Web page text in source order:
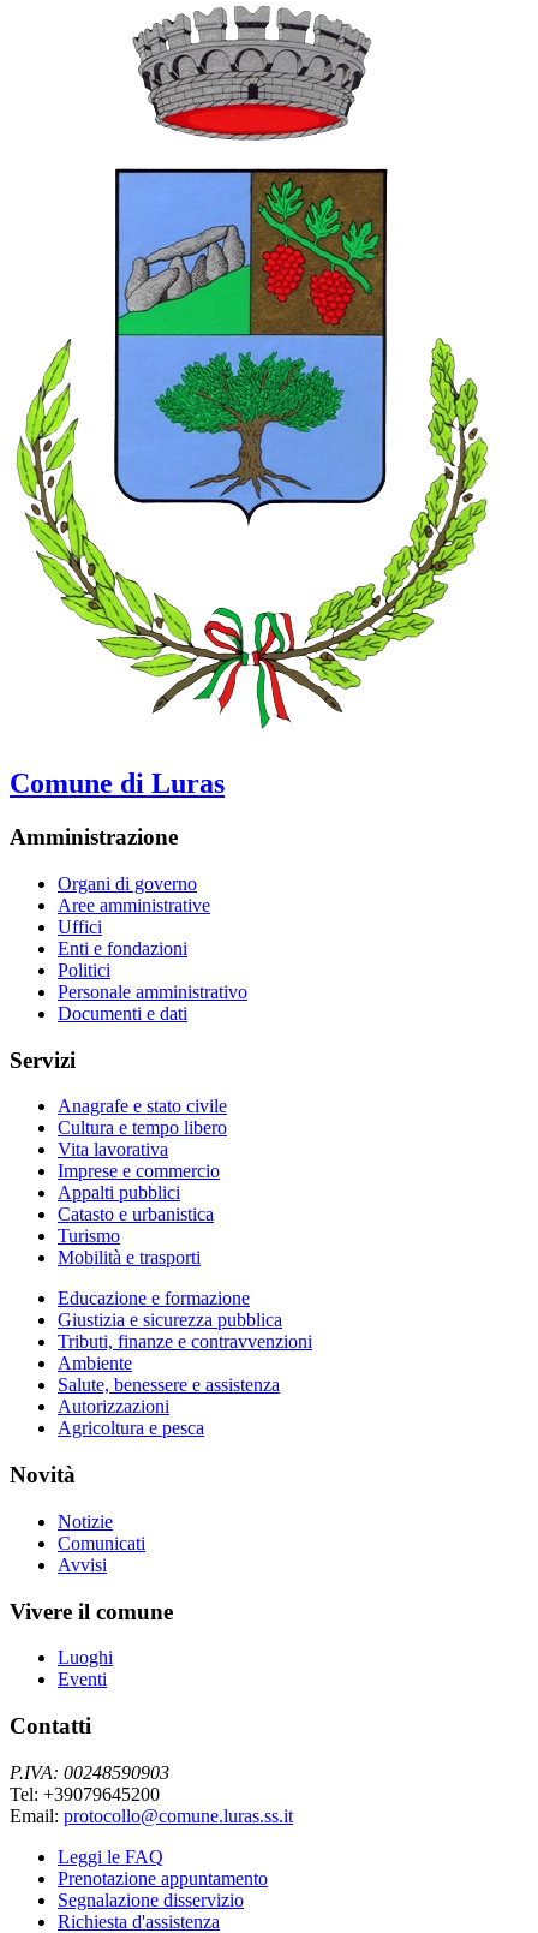
Comune di Luras
Amministrazione
Organi di governo
Aree amministrative
Uffici
Enti e fondazioni
Politici
Personale amministrativo
Documenti e dati
Servizi
Anagrafe e stato civile
Cultura e tempo libero
Vita lavorativa
Imprese e commercio
Appalti pubblici
Catasto e urbanistica
Turismo
Mobilità e trasporti
Educazione e formazione
Giustizia e sicurezza pubblica
Tributi, finanze e contravvenzioni
Ambiente
Salute, benessere e assistenza
Autorizzazioni
Agricoltura e pesca
Novità
Notizie
Comunicati
Avvisi
Vivere il comune
Luoghi
Eventi
Contatti
P.IVA: 00248590903
Tel: +39079645200
Email: protocollo@comune.luras.ss.it
Leggi le FAQ
Prenotazione appuntamento
Segnalazione disservizio
Richiesta d'assistenza